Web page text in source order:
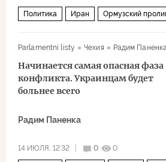
Политика Иран Ормузский
Военная операция США и Израиля
Parlamentní listy Чехия Радим Паненка
Начинается самая опасная фаза
конфликта. Украинцам будет
больнее всего
Радим Паненка
14 ИЮЛЯ, 12:32 0 0